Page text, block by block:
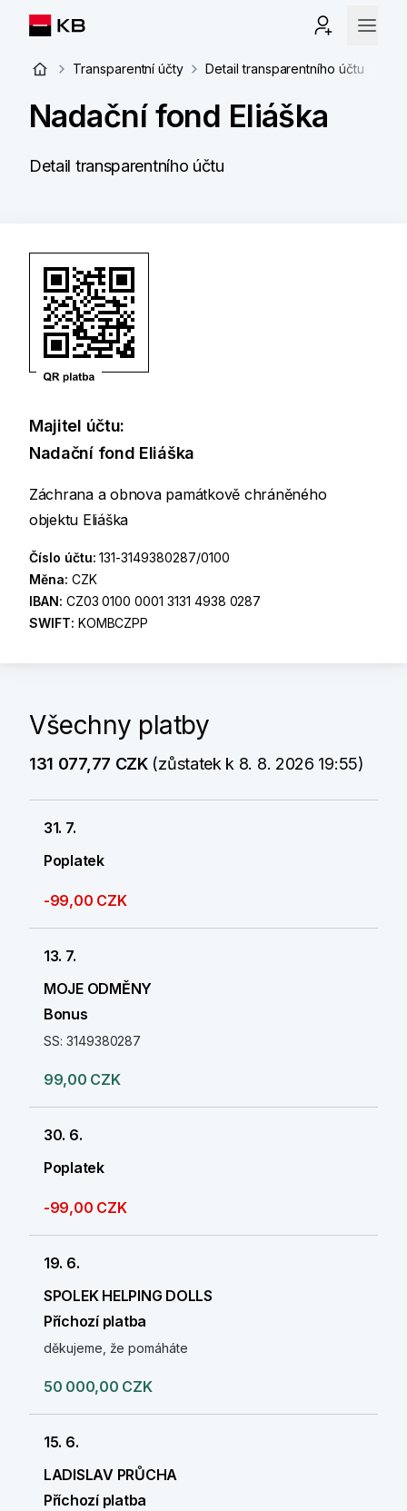
Transparentní účty Detail transparentního účtu
Nadační fond Eliáška
Detail transparentního účtu
Majitel účtu:
Nadační fond Eliáška
Záchrana a obnova památkově chráněného
objektu Eliáška
Číslo účtu:131-3149380287/0100
Měna: CZK
IBAN: CZ03 0100 0001 3131 4938 0287
SWIFT: KOMBCZPP
Všechny platby
131 077,77 CZK(zůstatek k 8. 8. 2026 19:55)
31. 7.
Poplatek
-99,00 CZK
13. 7.
MOJE ODMĚNY
Bonus
SS: 3149380287
99,00 CZK
30. 6.
Poplatek
-99,00 CZK
19. 6.
SPOLEK HELPING DOLLS
Příchozí platba
děkujeme, že pomáháte
50 000,00 CZK
15. 6.
LADISLAV PRŮCHA
Příchozí platba